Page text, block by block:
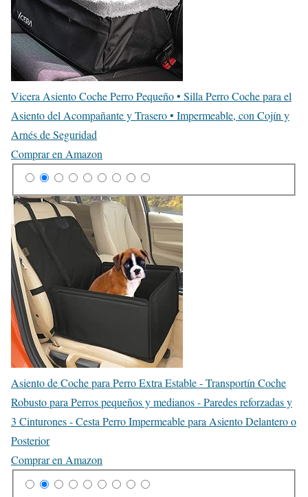
Vicera Asiento Coche Perro Pequeño • Silla Perro Coche para el
Asiento del Acompañante y Trasero • Impermeable, con Cojín y
Arnés de Seguridad
Comprar en Amazon
Asiento de Coche para Perro Extra Estable - Transportín Coche
Robusto para Perros pequeños y medianos - Paredes reforzadas y
3 Cinturones - Cesta Perro Impermeable para Asiento Delantero o
Posterior
Comprar en Amazon